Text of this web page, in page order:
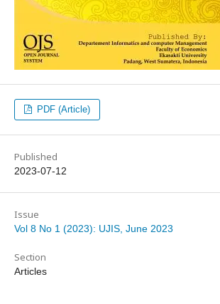
PDF (Article)
Published
2023-07-12
Issue
Vol 8 No 1 (2023): UJIS, June 2023
Section
Articles